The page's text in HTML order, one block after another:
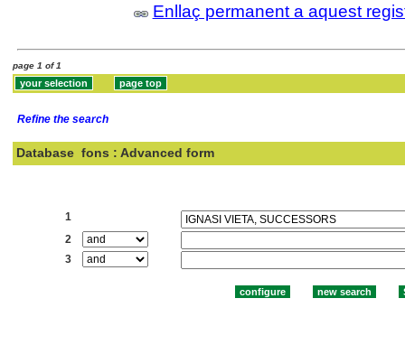
Enllaç permanent a aquest
page 1 of 1
Refine the search
Database fons : Advanced form
1
2
3